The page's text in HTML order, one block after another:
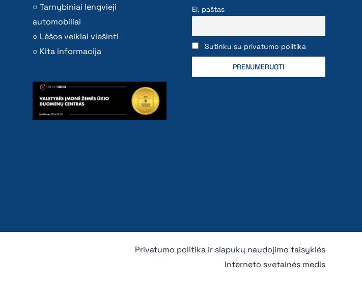
Tarnybiniai lengvieji
automobiliai
Lėšos veiklai viešinti
Kita informacija
El. paštas
Sutinku su privatumo politika
Privatumo politika ir slapukų naudojimo taisyklės
Interneto svetainės medis